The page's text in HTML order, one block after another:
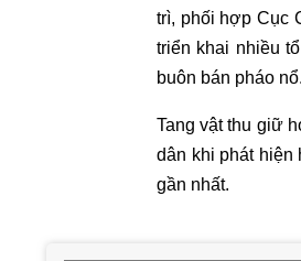
trì, phối hợp Cục
triển khai nhiều
buôn bán pháo nổ.
Tang vật thu giữ
dân khi phát hiện
gần nhất.